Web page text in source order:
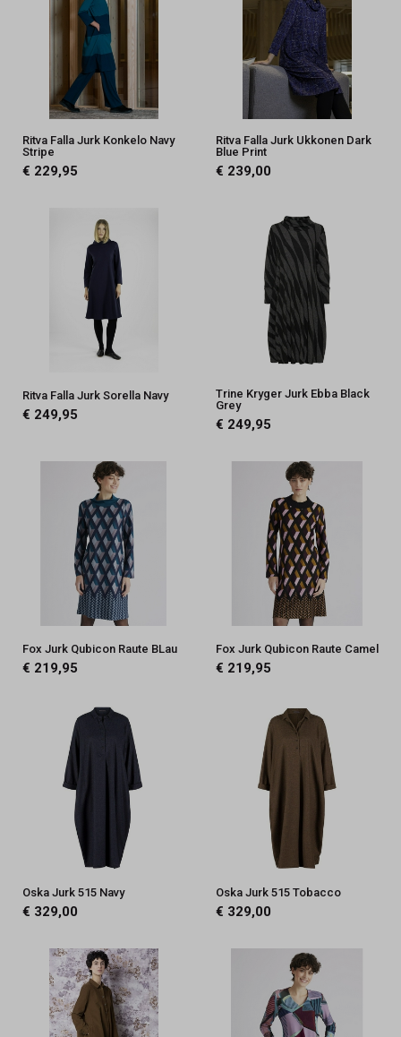
Ritva Falla Jurk Konkelo Navy
Stripe
€ 229,95
Ritva Falla Jurk Ukkonen Dark
Blue Print
€ 239,00
Ritva Falla Jurk Sorella Navy
€ 249,95
Trine Kryger Jurk Ebba Black
Grey
€ 249,95
Fox Jurk Qubicon Raute BLau
€ 219,95
Fox Jurk Qubicon Raute Camel
€ 219,95
Oska Jurk 515 Navy
€ 329,00
Oska Jurk 515 Tobacco
€ 329,00